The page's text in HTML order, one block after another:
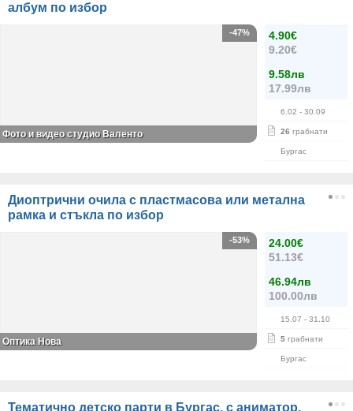
албум по избор
4.90€
9.20€
9.58лв
17.99лв
6.02 - 30.09
26 грабнати
Бургас
-47%
Фото и видео студио Валентo
Диоптрични очила с пластмасова или метална
рамка и стъкла по избор
24.00€
51.13€
46.94лв
100.00лв
15.07 - 31.10
5 грабнати
Бургас
-53%
Оптика Нова
Тематично детско парти в Бургас, с аниматор,